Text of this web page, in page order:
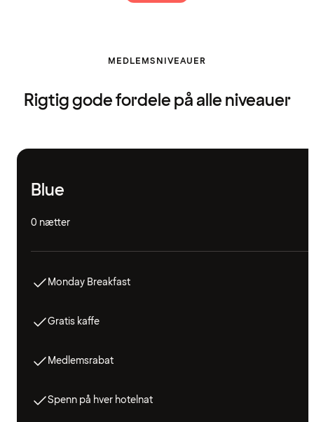
MEDLEMSNIVEAUER
Rigtig gode fordele på alle niveauer
Blue
0 nætter
Monday Breakfast
Gratis kaffe
Medlemsrabat
Spenn på hver hotelnat